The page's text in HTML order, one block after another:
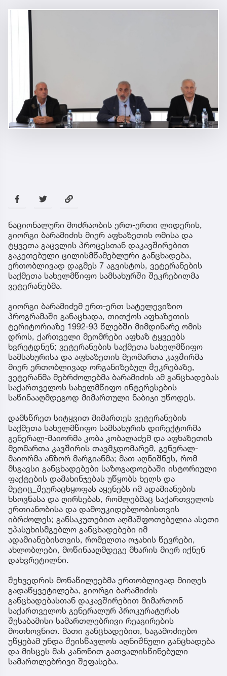
ნაციონალური მოძრაობის ერთ-ერთი ლიდერის,
გიორგი ბარამიძის მიერ აფხაზეთის ომისა და
ტყვეთა გაცვლის პროცესთან დაკავშირებით
გაკეთებული ცილისმწამებლური განცხადება,
ერთობლივად დაგმეს 7 აგვისტოს, ვეტერანების
საქმეთა სახელმწიფო სამსახურში შეკრებილმა
ვეტერანებმა.
გიორგი ბარამიძემ ერთ-ერთ სატელევიზიო
პროგრამაში განაცხადა, თითქოს აფხაზეთის
ტერიტორიაზე 1992-93 წლებში მიმდინარე ომის
დროს, ქართველი მეომრები აფხაზ ტყვეებს
ხვრეტდნენ; ვეტერანების საქმეთა სახელმწიფო
სამსახურისა და აფხაზეთის მეომართა კავშირმა
მიერ ერთობლივად ორგანიზებულ შეკრებაზე,
ვეტერანმა მებრძოლებმა ბარამიძის ამ განცხადებას
საქართველოს სახელმწიფო ინტერესების
საწინააღმდეგოდ მიმართული ნაბიჯი უწოდეს.
დამსწრეთ სიტყვით მიმართეს ვეტერანების
საქმეთა სახელმწიფო სამსახურის დირექტორმა
გენერალ-მაიორმა კობა კობალაძემ და აფხაზეთის
მეომართა კავშირის თავმჯდომარემ, გენერალ-
მაიორმა ანზორ მარგიანმა; მათ აღნიშნეს, რომ
მსგავსი განცხადებები საზოგადოებაში ისტორიული
ფაქტების დამახინჯებას უწყობს ხელს და
მეტიც_შეურაცხყოფას აყენებს იმ ადამიანების
ხსოვნასა და ღირსებას, რომლებმაც საქართველოს
ერთიანობისა და დამოუკიდებლობისთვის
იბრძოლეს; განსაკუთებით აღმაშფოთებელია ასეთი
უპასუხისმგებლო განცხადებები იმ
ადამიანებისთვის, რომელთა ოჯახის წევრები,
ახლობლები, მოწინააღმდეგე მხარის მიერ იქნენ
დახვრეტილნი.
შეხვედრის მონაწილეებმა ერთობლივად მიიღეს
გადაწყვეტილება, გიორგი ბარამიძის
განცხადებასთან დაკავშირებით მიმართონ
საქართველოს გენერალურ პროკურატურას
შესაბამისი სამართლებრივი რეაგირების
მოთხოვნით. მათი განცხადებით, საგამოძიებო
უწყებამ უნდა შეისწავლოს აღნიშნული განცხადება
და მისცეს მას კანონით გათვალისწინებული
სამართლებრივი შეფასება.